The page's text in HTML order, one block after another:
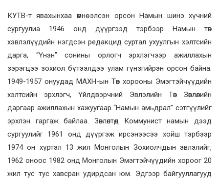
КУТВ-т явахынхаа өмнө элсэн орсон Намын шинэ хүчний
сургуулиа 1946 онд дүүргээд тэрбээр Намын төв
хэвлэлүүдийн нэгдсэн редакцид суртал ухуулгын хэлтсийн
дарга, “Үнэн” сонины орлогч эрхлэгчээр ажиллахын
зэрэгцээ зохиол бүтээлдээ улам гүнзгийрэн орсон байна.
1949-1957 онуудад МАХН-ын Төв хорооны Эмэгтэйчүүдийн
хэлтсийн эрхлэгч, Үйлдвэрчний Эвлэлийн Төв Зөвлөлийн
даргаар ажиллахын хажуугаар “Намын амьдрал” сэтгүүлийг
эрхлэн гаргаж байлаа. Зөвлөлтөд Коммунист намын дээд
сургуулийг 1961 онд дүүргэж ирсэнээсээ хойш тэрбээр
1974 он хүртэл 13 жил Монголын Зохиолчдын эвлэлийг,
1962 оноос 1982 онд Монголын Эмэгтэйчүүдийн хороог 20
жил тус тус хавсран удирдсан юм. Эдгээр байгууллагууд